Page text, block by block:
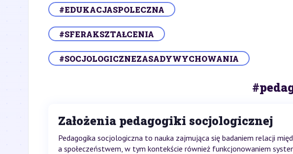
#EDUKACJASPOLECZNA
#SFERAKSZTAŁCENIA
#SOCJOLOGICZNEZASADYWYCHOWANIA
Założenia pedagogiki socjologicznej
Pedagogika socjologiczna to nauka zajmująca się badaniem relacji
a społeczeństwem, w tym kontekście również funkcjonowaniem